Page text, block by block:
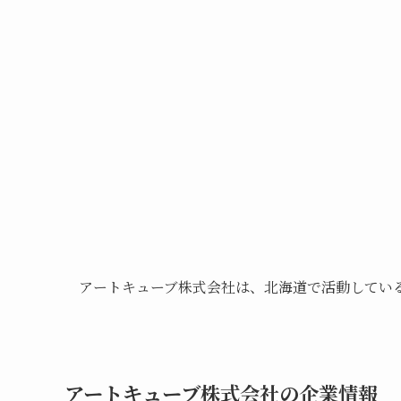
アートキューブ株式会社は、北海道で活動してい
アートキューブ株式会社の企業情報